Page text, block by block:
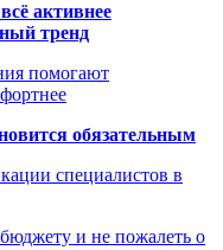
активнее
тренд
помогают
обязательным
специалистов в
и не пожалеть о